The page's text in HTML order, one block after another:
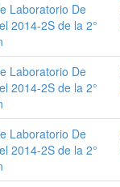
Laboratorio De
2014-2S de la 2°
Laboratorio De
2014-2S de la 2°
Laboratorio De
2014-2S de la 2°